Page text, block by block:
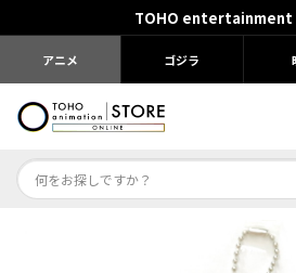
TOHO entertainment
アニメ ゴジラ
Dr.STONE STONE FES.2026